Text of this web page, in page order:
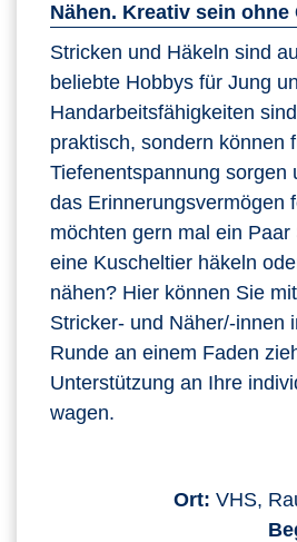
Nähen. Kreativ sein ohne
Stricken und Häkeln sind
beliebte Hobbys für Jung
Handarbeitsfähigkeiten
praktisch, sondern können
Tiefenentspannung sorgen
das Erinnerungsvermögen
möchten gern mal ein
eine Kuscheltier häkeln
nähen? Hier können Sie
Stricker- und Näher/-innen
Runde an einem Faden
Unterstützung an Ihre
wagen.
Ort: VHS,